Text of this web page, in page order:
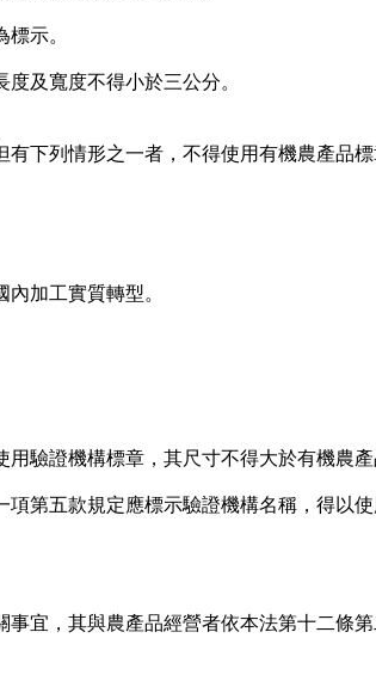
示。
及寬度不得小於三公分。
下列情形之一者，不得使用有機農產品標
加工實質轉型。
驗證機構標章，其尺寸不得大於有機農產
第五款規定應標示驗證機構名稱，得以使
宜，其與農產品經營者依本法第十二條